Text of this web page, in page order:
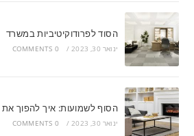
הסוד לפרודוקיטיביות במשרד
ינואר 30, 2023 /
0 COMMENTS
הסוף לשמועות: איך להפוך את
ינואר 30, 2023 /
0 COMMENTS